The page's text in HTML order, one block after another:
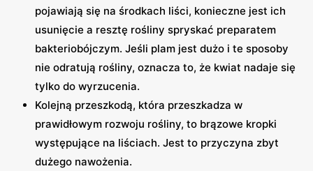
pojawiają się na środkach liści, konieczne jest ich
usunięcie a resztę rośliny spryskać preparatem
bakteriobójczym. Jeśli plam jest dużo i te sposoby
nie odratują rośliny, oznacza to, że kwiat nadaje się
tylko do wyrzucenia.
Kolejną przeszkodą, która przeszkadza w
prawidłowym rozwoju rośliny, to brązowe kropki
występujące na liściach. Jest to przyczyna zbyt
dużego nawożenia.